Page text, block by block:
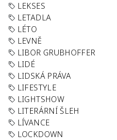
LEKSES
LETADLA
LÉTO
LEVNĚ
LIBOR GRUBHOFFER
LIDÉ
LIDSKÁ PRÁVA
LIFESTYLE
LIGHTSHOW
LITERÁRNÍ ŠLEH
LÍVANCE
LOCKDOWN